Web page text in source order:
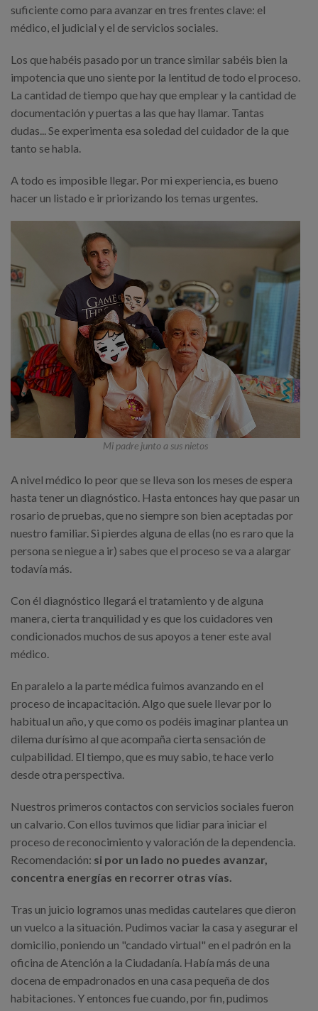
suficiente como para avanzar en tres frentes clave: el
médico, el judicial y el de servicios sociales.
Los que habéis pasado por un trance similar sabéis bien la
impotencia que uno siente por la lentitud de todo el proceso.
La cantidad de tiempo que hay que emplear y la cantidad de
documentación y puertas a las que hay llamar. Tantas
dudas... Se experimenta esa soledad del cuidador de la que
tanto se habla.
A todo es imposible llegar. Por mi experiencia, es bueno
hacer un listado e ir priorizando los temas urgentes.
Mi padre junto a sus nietos
A nivel médico lo peor que se lleva son los meses de espera
hasta tener un diagnóstico. Hasta entonces hay que pasar un
rosario de pruebas, que no siempre son bien aceptadas por
nuestro familiar. Si pierdes alguna de ellas (no es raro que la
persona se niegue a ir) sabes que el proceso se va a alargar
todavía más.
Con él diagnóstico llegará el tratamiento y de alguna
manera, cierta tranquilidad y es que los cuidadores ven
condicionados muchos de sus apoyos a tener este aval
médico.
En paralelo a la parte médica fuimos avanzando en el
proceso de incapacitación. Algo que suele llevar por lo
habitual un año, y que como os podéis imaginar plantea un
dilema durísimo al que acompaña cierta sensación de
culpabilidad. El tiempo, que es muy sabio, te hace verlo
desde otra perspectiva.
Nuestros primeros contactos con servicios sociales fueron
un calvario. Con ellos tuvimos que lidiar para iniciar el
proceso de reconocimiento y valoración de la dependencia.
Recomendación: si por un lado no puedes avanzar,
concentra energías en recorrer otras vías.
Tras un juicio logramos unas medidas cautelares que dieron
un vuelco a la situación. Pudimos vaciar la casa y asegurar el
domicilio, poniendo un "candado virtual" en el padrón en la
oficina de Atención a la Ciudadanía. Había más de una
docena de empadronados en una casa pequeña de dos
habitaciones. Y entonces fue cuando, por fin, pudimos